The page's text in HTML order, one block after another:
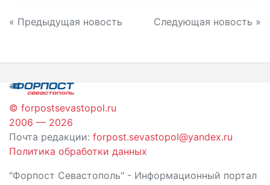
Навигация
записям
« Предыдущая новость Следующая новость »
© forpostsevastopol.ru
2006 — 2026
Почта редакции: forpost.sevastopol@yandex.ru
Политика обработки данных
"Форпост Севастополь" - Информационный портал